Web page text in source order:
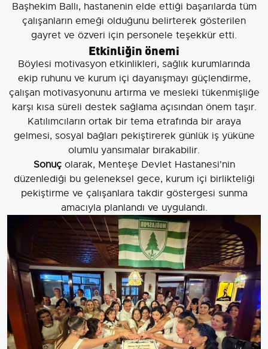
Başhekim Ballı, hastanenin elde ettiği başarılarda tüm
çalışanların emeği olduğunu belirterek gösterilen
gayret ve özveri için personele teşekkür etti.
Etkinliğin önemi
Böylesi motivasyon etkinlikleri, sağlık kurumlarında
ekip ruhunu ve kurum içi dayanışmayı güçlendirme,
çalışan motivasyonunu artırma ve mesleki tükenmişliğe
karşı kısa süreli destek sağlama açısından önem taşır.
Katılımcıların ortak bir tema etrafında bir araya
gelmesi, sosyal bağları pekiştirerek günlük iş yüküne
olumlu yansımalar bırakabilir.
Sonuçolarak, Menteşe Devlet Hastanesi'nin
düzenlediği bu geleneksel gece, kurum içi birlikteliği
pekiştirme ve çalışanlara takdir göstergesi sunma
amacıyla planlandı ve uygulandı.